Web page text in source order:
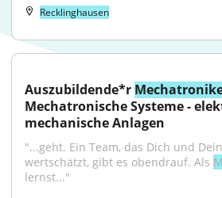
Recklinghausen
Auszubildende*r
Mechatronische Systeme -
mechanische Anlagen
"...geht. Ein Team, das Dich und
wertschätzt, gibt es obendrauf. Als
lernst..."